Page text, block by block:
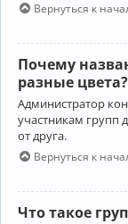
Вернуться к
Почему
разные цвета?
Администратор
участникам групп
от друга.
Вернуться к
Что такое